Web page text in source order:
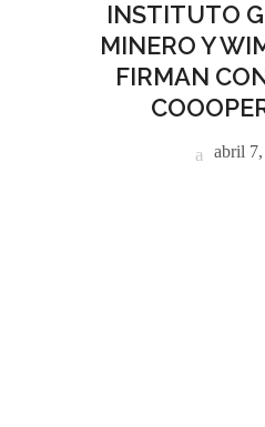
INSTITUTO
MINERO Y
FIRMAN
abril